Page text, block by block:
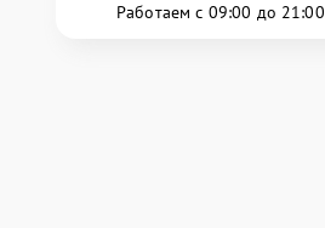
Работаем с 09:00 до 21:00